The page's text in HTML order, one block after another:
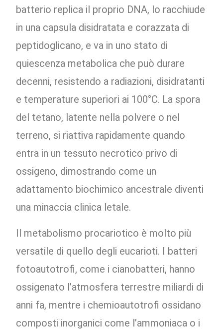
batterio replica il proprio DNA, lo racchiude
in una capsula disidratata e corazzata di
peptidoglicano, e va in uno stato di
quiescenza metabolica che può durare
decenni, resistendo a radiazioni, disidratanti
e temperature superiori ai 100°C. La spora
del tetano, latente nella polvere o nel
terreno, si riattiva rapidamente quando
entra in un tessuto necrotico privo di
ossigeno, dimostrando come un
adattamento biochimico ancestrale diventi
una minaccia clinica letale.
Il metabolismo procariotico è molto più
versatile di quello degli eucarioti. I batteri
fotoautotrofi, come i cianobatteri, hanno
ossigenato l’atmosfera terrestre miliardi di
anni fa, mentre i chemioautotrofi ossidano
composti inorganici come l’ammoniaca o i